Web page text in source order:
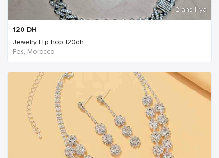
2 ans Il ya
120 DH
Jewelry Hip hop 120dh
Fes, Morocco